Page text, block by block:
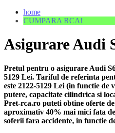
home
CUMPARA RCA!
Asigurare Audi
Pretul pentru o asigurare Audi
5129 Lei. Tariful de referinta
este 2122-5129 Lei (in functie
putere, capacitate cilindrica si
Pret-rca.ro puteti obtine oferte
aproximativ 40% mai mici fata
soferii fara accidente, in functie